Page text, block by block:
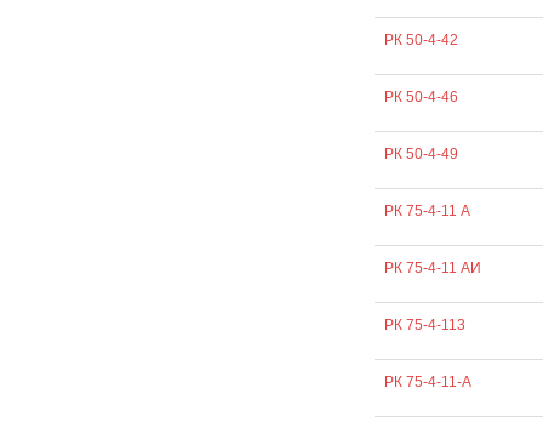
РК 50-4-42
РК 50-4-46
РК 50-4-49
РК 75-4-11 А
РК 75-4-11 АИ
РК 75-4-113
РК 75-4-11-A